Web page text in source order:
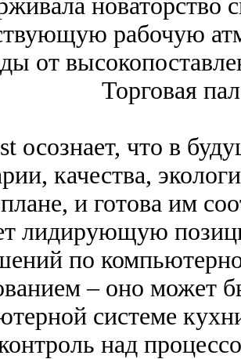
новаторство
рабочую
от
Торговая
осознает, что в
качества,
и готова им
лидирующую
по
– оно может
системе
над